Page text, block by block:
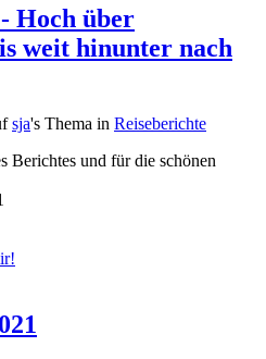
Hoch über
weit hinunter nach
sja's Thema in Reiseberichte
Berichtes und für die schönen